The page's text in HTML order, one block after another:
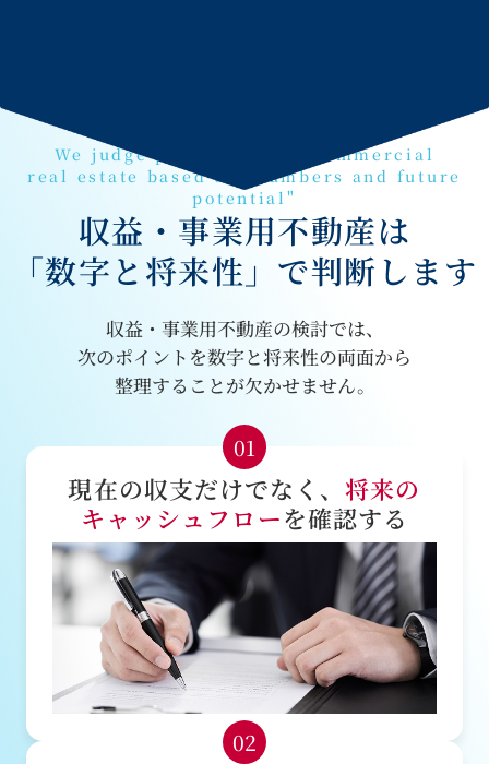
We judge profitable and commercial
real estate based on "numbers and future
potential"
収益・事業用不動産は
「数字と将来性」で判断します
収益・事業用不動産の検討では、
次のポイントを数字と将来性の両面から
整理することが欠かせません。
01
現在の収支だけでなく、将来の
キャッシュフローを確認する
02